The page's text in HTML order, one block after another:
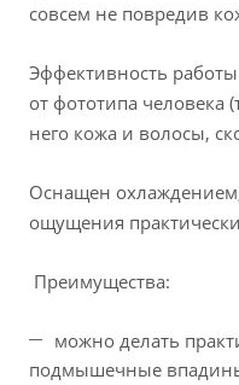
совсем не повредив
Эффективность
от фототипа человека
него кожа и волосы,
Оснащен
ощущения
Преимущества:
можно делать
подмышечные